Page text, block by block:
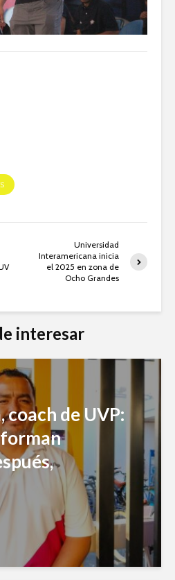
Universidad
Interamericana inicia
el 2025 en zona de
Ocho Grandes
interesar
coach de UVP: